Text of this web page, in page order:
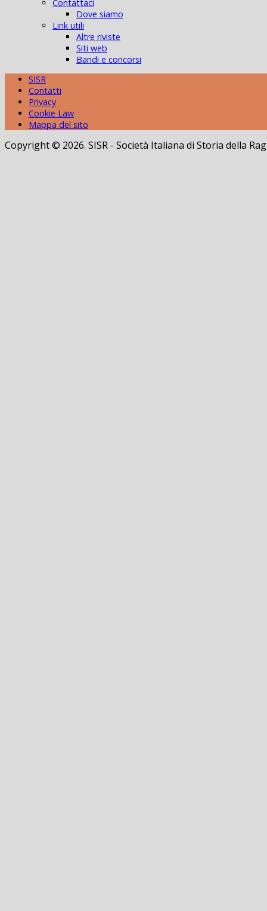
Contattaci
Dove siamo
Link utili
Altre riviste
Siti web
Bandi e concorsi
SISR
Contatti
Privacy
Cookie Law
Mappa del sito
Copyright © 2026. SISR - Società Italiana di Storia della